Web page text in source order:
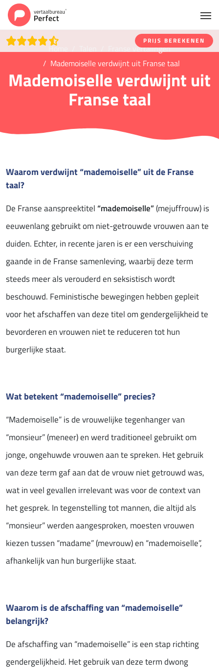
PRIJS BEREKENEN
Home
Franse vertalingen
Mademoiselle verdwijnt uit Franse taal
Mademoiselle verdwijnt uit
Franse taal
Waarom verdwijnt “mademoiselle” uit de Franse
taal?
De Franse aanspreektitel “mademoiselle”(mejuffrouw) is
eeuwenlang gebruikt om niet-getrouwde vrouwen aan te
duiden. Echter, in recente jaren is er een verschuiving
gaande in de Franse samenleving, waarbij deze term
steeds meer als verouderd en seksistisch wordt
beschouwd. Feministische bewegingen hebben gepleit
voor het afschaffen van deze titel om gendergelijkheid te
bevorderen en vrouwen niet te reduceren tot hun
burgerlijke staat.
Wat betekent “mademoiselle” precies?
“Mademoiselle” is de vrouwelijke tegenhanger van
“monsieur” (meneer) en werd traditioneel gebruikt om
jonge, ongehuwde vrouwen aan te spreken. Het gebruik
van deze term gaf aan dat de vrouw niet getrouwd was,
wat in veel gevallen irrelevant was voor de context van
het gesprek. In tegenstelling tot mannen, die altijd als
“monsieur” werden aangesproken, moesten vrouwen
kiezen tussen “madame” (mevrouw) en “mademoiselle”,
afhankelijk van hun burgerlijke staat.
Waarom is de afschaffing van “mademoiselle”
belangrijk?
De afschaffing van “mademoiselle” is een stap richting
gendergelijkheid. Het gebruik van deze term dwong